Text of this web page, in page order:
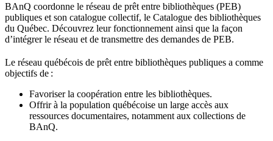
BAnQ coordonne le réseau de prêt entre bibliothèques (PEB)
publiques et son catalogue collectif, le Catalogue des bibliothèques
du Québec. Découvrez leur fonctionnement ainsi que la façon
d’intégrer le réseau et de transmettre des demandes de PEB.
Le réseau québécois de prêt entre bibliothèques publiques a comme
objectifs de :
Favoriser la coopération entre les bibliothèques.
Offrir à la population québécoise un large accès aux
ressources documentaires, notamment aux collections de
BAnQ.